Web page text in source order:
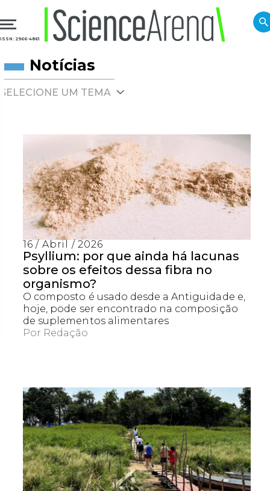
ISSN: 2966-4861
Notícias
SELECIONE UM TEMA
16 / Abril / 2026
Psyllium: por que ainda há lacunas
sobre os efeitos dessa fibra no
organismo?
O composto é usado desde a Antiguidade e,
hoje, pode ser encontrado na composição
de suplementos alimentares
Por Redação
Captcha obrigatório
Seu e-mail foi cadastrado com sucesso!